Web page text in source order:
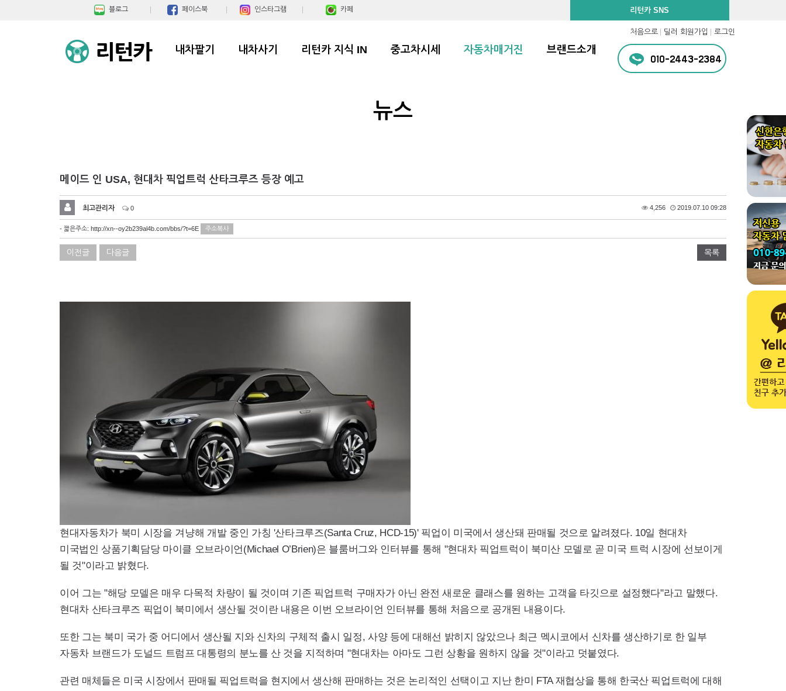
블로그 페이스북 인스타그램 카페 리턴카 SNS
내차팔기 내차사기 리턴카 지식 IN 중고차시세 자동차매거진 브랜드소개
처음으로 딜러 회원가입 로그인
010-2443-2384
뉴스
메이드 인 USA, 현대차 픽업트럭 산타크루즈 등장 예고
최고관리자 0 4,256 2019.07.10 09:28
- 짧은주소: http://xn--oy2b239al4b.com/bbs/?t=6E 주소복사
이전글 다음글 목록
현대자동차가 북미 시장을 겨냥해 개발 중인 가칭 '산타크루즈(Santa Cruz, HCD-15)' 픽업이 미국에서 생산돼 판매될 것으로 알려졌다. 10일 현대차
미국법인 상품기획담당 마이클 오브라이언(Michael O’Brien)은 블룸버그와 인터뷰를 통해 "현대차 픽업트럭이 북미산 모델로 곧 미국 트럭 시장에 선보이게
될 것"이라고 밝혔다.
이어 그는 "해당 모델은 매우 다목적 차량이 될 것이며 기존 픽업트럭 구매자가 아닌 완전 새로운 클래스를 원하는 고객을 타깃으로 설정했다"라고 말했다.
현대차 산타크루즈 픽업이 북미에서 생산될 것이란 내용은 이번 오브라이언 인터뷰를 통해 처음으로 공개된 내용이다.
또한 그는 북미 국가 중 어디에서 생산될 지와 신차의 구체적 출시 일정, 사양 등에 대해선 밝히지 않았으나 최근 멕시코에서 신차를 생산하기로 한 일부
자동차 브랜드가 도널드 트럼프 대통령의 분노를 산 것을 지적하며 "현대차는 아마도 그런 상황을 원하지 않을 것"이라고 덧붙였다.
관련 매체들은 미국 시장에서 판매될 픽업트럭을 현지에서 생산해 판매하는 것은 논리적인 선택이고 지난 한미 FTA 재협상을 통해 한국산 픽업트럭에 대해